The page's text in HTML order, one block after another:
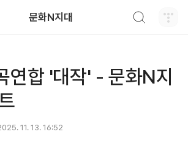
문화N지대
연합 '대작' - 문화N지
11. 13. 16:52